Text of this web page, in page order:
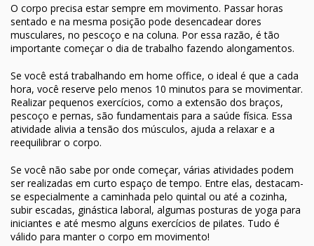
O corpo precisa estar sempre em movimento. Passar horas
sentado e na mesma posição pode desencadear dores
musculares, no pescoço e na coluna. Por essa razão, é tão
importante começar o dia de trabalho fazendo alongamentos.
Se você está trabalhando em home office, o ideal é que a cada
hora, você reserve pelo menos 10 minutos para se movimentar.
Realizar pequenos exercícios, como a extensão dos braços,
pescoço e pernas, são fundamentais para a saúde física. Essa
atividade alivia a tensão dos músculos, ajuda a relaxar e a
reequilibrar o corpo.
Se você não sabe por onde começar, várias atividades podem
ser realizadas em curto espaço de tempo. Entre elas, destacam-
se especialmente a caminhada pelo quintal ou até a cozinha,
subir escadas, ginástica laboral, algumas posturas de yoga para
iniciantes e até mesmo alguns exercícios de pilates. Tudo é
válido para manter o corpo em movimento!